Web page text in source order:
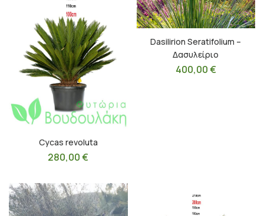
Cycas revoluta
280,00€
Dasilirion Seratifolium –
Δασυλείριο
400,00€